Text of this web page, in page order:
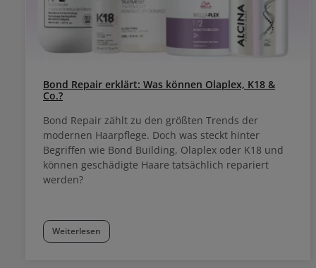
Bond Repair erklärt: Was können Olaplex, K18 &
Co.?
Bond Repair zählt zu den größten Trends der
modernen Haarpflege. Doch was steckt hinter
Begriffen wie Bond Building, Olaplex oder K18 und
können geschädigte Haare tatsächlich repariert
werden?
Weiterlesen